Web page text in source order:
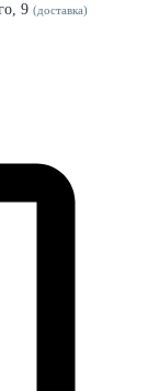
9 (доставка)